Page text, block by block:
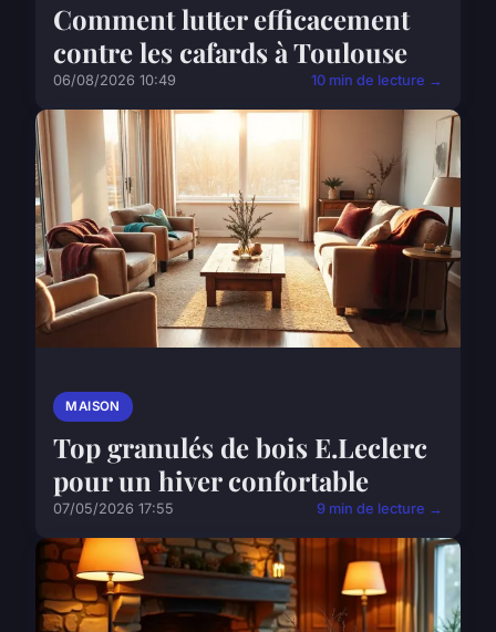
Comment lutter efficacement
contre les cafards à Toulouse
06/08/2026 10:49 10 min de lecture →
MAISON
Top granulés de bois E.Leclerc
pour un hiver confortable
07/05/2026 17:55 9 min de lecture →